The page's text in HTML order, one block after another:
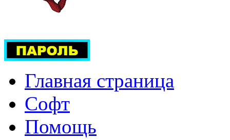
Главная страница
Софт
Помощь